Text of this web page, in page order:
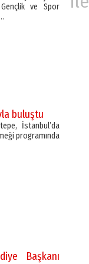
ve Spor
buluştu
İstanbul’da
programında
Başkanı